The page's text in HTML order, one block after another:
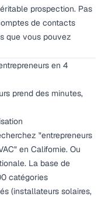
prospection. Pas
de contacts
que vous pouvez
en 4
prend des minutes,
"entrepreneurs
en Californie. Ou
La base de
catégories
(installateurs solaires,